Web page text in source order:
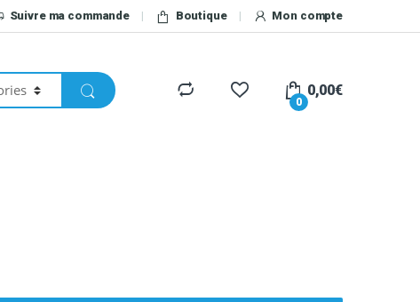
Suivre ma commande Boutique Mon compte
0
0,00€